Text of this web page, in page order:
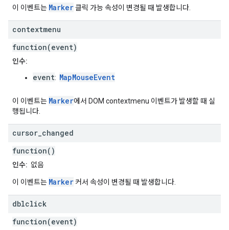
이 이벤트는 Marker클릭 가능 속성이 변경될 때 발생합니다.
contextmenu
function(event)
인수:
event: MapMouseEvent
이 이벤트는 Marker에서 DOM contextmenu 이벤트가 발생할 때 실
행됩니다.
cursor changed
function()
인수: 없음
이 이벤트는 Marker 커서 속성이 변경될 때 발생합니다.
dblclick
function(event)